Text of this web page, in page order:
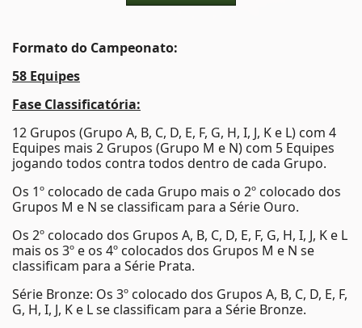
Formato do Campeonato:
58 Equipes
Fase Classificatória:
12 Grupos (Grupo A, B, C, D, E, F, G, H, I, J, K e L) com 4
Equipes mais 2 Grupos (Grupo M e N) com 5 Equipes
jogando todos contra todos dentro de cada Grupo.
Os 1º colocado de cada Grupo mais o 2º colocado dos
Grupos M e N se classificam para a Série Ouro.
Os 2º colocado dos Grupos A, B, C, D, E, F, G, H, I, J, K e L
mais os 3º e os 4º colocados dos Grupos M e N se
classificam para a Série Prata.
Série Bronze: Os 3º colocado dos Grupos A, B, C, D, E, F,
G, H, I, J, K e L se classificam para a Série Bronze.